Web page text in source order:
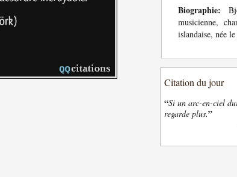
Biographie:
musicienne,
islandaise, née
Citation du jour
“Si un arc-en-ciel
regarde plus.”